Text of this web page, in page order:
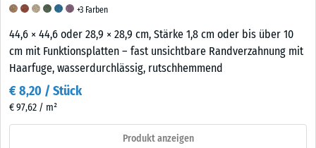
+3 Farben
44,6 × 44,6 oder 28,9 × 28,9 cm, Stärke 1,8 cm oder bis über 10
cm mit Funktionsplatten – fast unsichtbare Randverzahnung mit
Haarfuge, wasserdurchlässig, rutschhemmend
€ 8,20 / Stück
€ 97,62 / m²
Produkt anzeigen